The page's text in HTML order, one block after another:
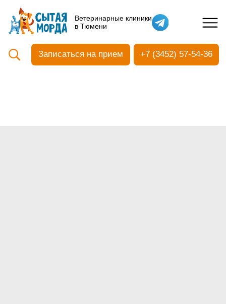
Ветеринарные клиники
в Тюмени
Кастрация собак
Вакцинация
Ультразвуковая чистка зубов
Общий анализ крови